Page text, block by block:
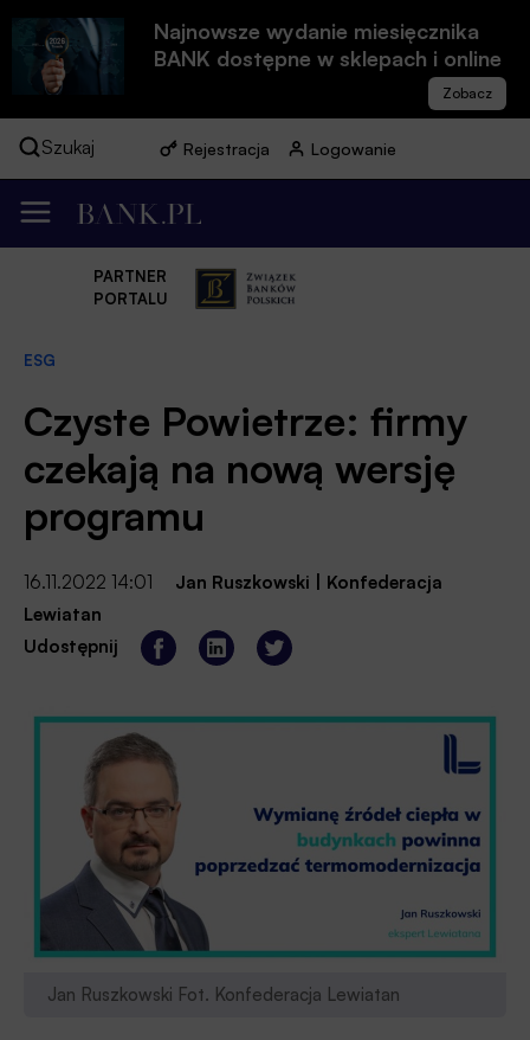
Najnowsze wydanie miesięcznika
BANK dostępne w sklepach i online
Szukaj Rejestracja Logowanie
PARTNER
PORTALU
ESG
Czyste Powietrze: firmy
czekają na nową wersję
programu
16.11.2022 14:01 Jan Ruszkowski
Konfederacja
Lewiatan
Udostępnij
Jan Ruszkowski Fot. Konfederacja Lewiatan